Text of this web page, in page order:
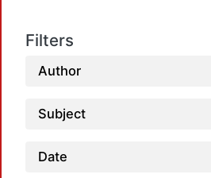
Filters
Author
Subject
Date